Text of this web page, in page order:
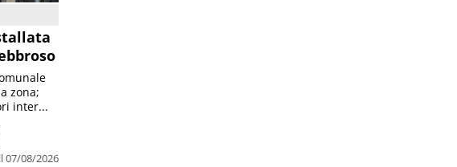
il 07/08/2026
zona;
inter...